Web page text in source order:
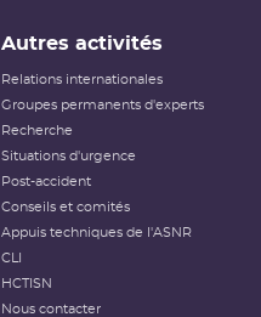
Autres activités
Relations internationales
Groupes permanents d'experts
Recherche
Situations d'urgence
Post-accident
Conseils et comités
Appuis techniques de l'ASNR
CLI
HCTISN
Nous contacter